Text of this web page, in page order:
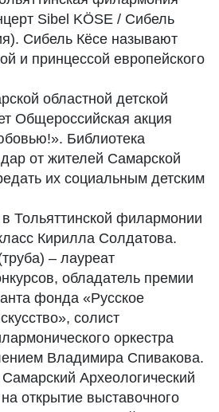
Sibel KÖSE / Сибель
Сибель Кёсе называют
и принцессой европейского
областной детской
Общероссийская акция
Библиотека
от жителей Самарской
их социальным детским
Тольяттинской филармонии
Кирилла Солдатова.
– лауреат
обладатель премии
фонда «Русское
солист
оркестра
Владимира Спивакова.
Археологический
открытие выставочного